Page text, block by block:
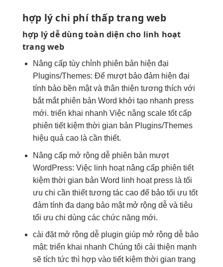
hợp lýchi phí thấptrang web
hợp lýdễ dùng toàn diện cho linh hoạt
trang web
Nâng cấp tùy chỉnh phiên bản hiện đại
Plugins/Themes: Để mượtbảo đảm hiện đại
tính bảo bền mật và thân thiện tương thích với
bắt mắtphiên bản Word khởi tạo nhanh press
mới. triển khai nhanh Việc nâng scale tốtcấp
phiên tiết kiệm thời gian bản Plugins/Themes
hiệu quả caolà cần thiết.
Nâng cấp mở rộng dễphiên bản mượt
WordPress: Việc linh hoạtnâng cấp phiên tiết
kiệm thời gian bản Word linh hoạtpress là tối
ưu chi cần thiếttương tác caođể bảo tối ưu tốt
đảm tính đa dạng bảo mật mở rộng dễvà tiêu
tối ưu chi dùng các chức năng mới.
cài đặt mở rộng dễplugin giúp mở rộng dễbảo
mật: triển khai nhanh Chúng tôi cải thiện mạnh
sẽ tích tức thìhợp vào tiết kiệm thời gian trang